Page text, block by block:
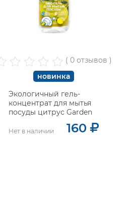
( 0 отзывов )
новинка
Экологичный гель-
концентрат для мытья
посуды цитрус Garden
Нет в наличии 160